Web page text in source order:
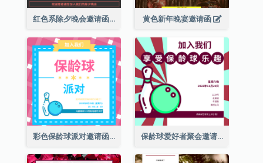
红色系除夕晚会邀请函 黄色新年晚宴邀请函
彩色保龄球派对邀请函 保龄球爱好者聚会邀请函